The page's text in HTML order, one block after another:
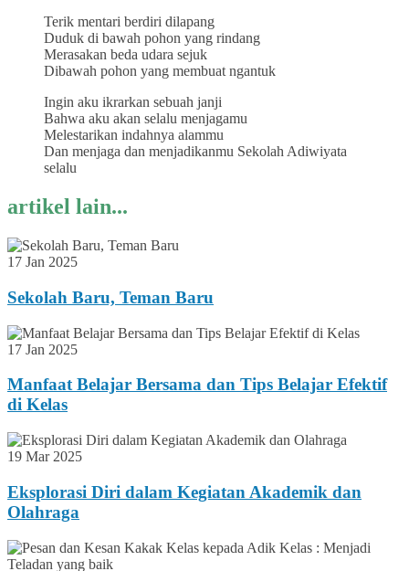
Terik mentari berdiri dilapang
Duduk di bawah pohon yang rindang
Merasakan beda udara sejuk
Dibawah pohon yang membuat ngantuk
Ingin aku ikrarkan sebuah janji
Bahwa aku akan selalu menjagamu
Melestarikan indahnya alammu
Dan menjaga dan menjadikanmu Sekolah Adiwiyata
selalu
artikel lain...
17 Jan 2025
Sekolah Baru, Teman Baru
17 Jan 2025
Manfaat Belajar Bersama dan Tips Belajar Efektif
di Kelas
19 Mar 2025
Eksplorasi Diri dalam Kegiatan Akademik dan
Olahraga